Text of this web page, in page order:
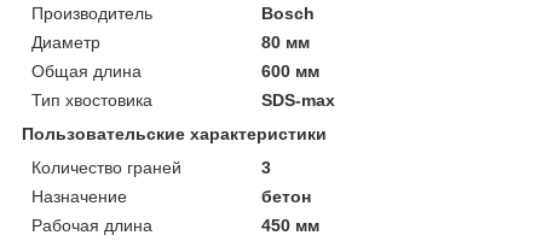
Производитель
Bosch
Диаметр
80 мм
Общая длина
600 мм
Тип хвостовика
SDS-max
Пользовательские характеристики
Количество граней
3
Назначение
бетон
Рабочая длина
450 мм